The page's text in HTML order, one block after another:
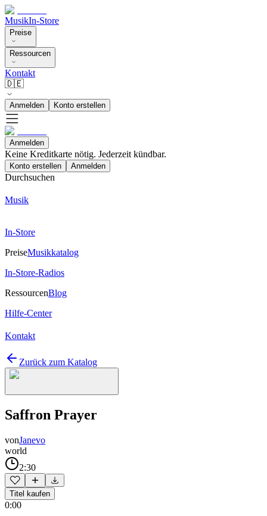
MusikIn-Store
Preise
Ressourcen
Kontakt
🇩🇪
Anmelden Konto erstellen
Anmelden
Keine Kreditkarte nötig. Jederzeit kündbar.
Konto erstellen Anmelden
Durchsuchen
Musik
In-Store
PreiseMusikkatalog
In-Store-Radios
RessourcenBlog
Hilfe-Center
Kontakt
Zurück zum Katalog
Saffron Prayer
vonJanevo
world
2:30
Titel kaufen
0:00